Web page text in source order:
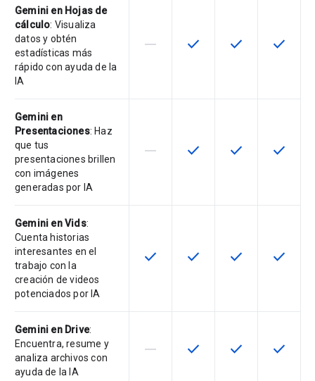
Gemini en Hojas de
cálculo: Visualiza
datos y obtén
estadísticas más
rápido con ayuda de la
IA
Esta función no está disponible en
horizontal_rule Esta función está
check Esta función
check Esta
check
Gemini en
Presentaciones: Haz
que tus
presentaciones brillen
con imágenes
generadas por IA
Esta función no está disponible en
horizontal_rule Esta función está
check Esta función
check Esta
check
Gemini en Vids:
Cuenta historias
interesantes en el
trabajo con la
creación de videos
potenciados por IA
Esta función está disponible en
check Esta función está
check Esta función
check Esta
check
Gemini en Drive:
Encuentra, resume y
analiza archivos con
ayuda de la IA
Esta función no está disponible en
horizontal_rule Esta función está
check Esta función
check Esta
check